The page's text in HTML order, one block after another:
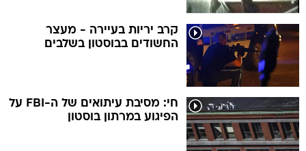
קרב יריות בעיירה - מעצר
החשודים בבוסטון בשלבים
חי: מסיבת עיתואים של ה-FBI על
הפיגוע במרתון בוסטון